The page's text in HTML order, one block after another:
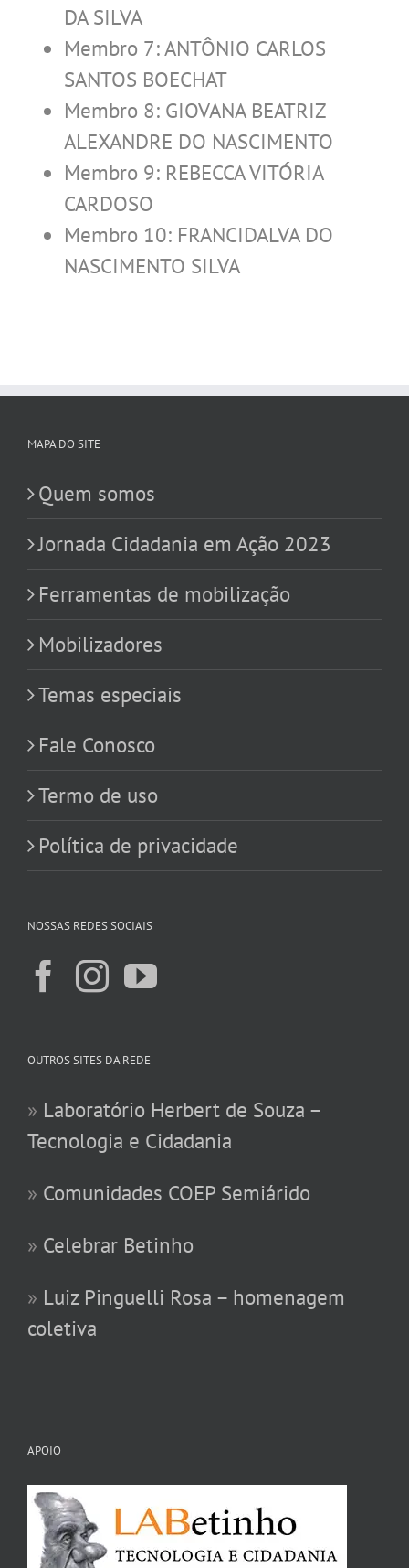
DA SILVA
Membro 7: ANTÔNIO CARLOS
SANTOS BOECHAT
Membro 8: GIOVANA BEATRIZ
ALEXANDRE DO NASCIMENTO
Membro 9: REBECCA VITÓRIA
CARDOSO
Membro 10: FRANCIDALVA DO
NASCIMENTO SILVA
MAPA DO SITE
Quem somos
Jornada Cidadania em Ação 2023
Ferramentas de mobilização
Mobilizadores
Temas especiais
Fale Conosco
Termo de uso
Política de privacidade
NOSSAS REDES SOCIAIS
OUTROS SITES DA REDE
» Laboratório Herbert de Souza –
Tecnologia e Cidadania
» Comunidades COEP Semiárido
» Celebrar Betinho
» Luiz Pinguelli Rosa – homenagem
coletiva
APOIO